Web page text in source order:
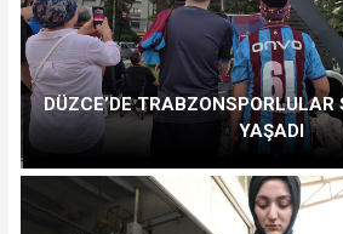
DÜZCE’DE
YAŞADI